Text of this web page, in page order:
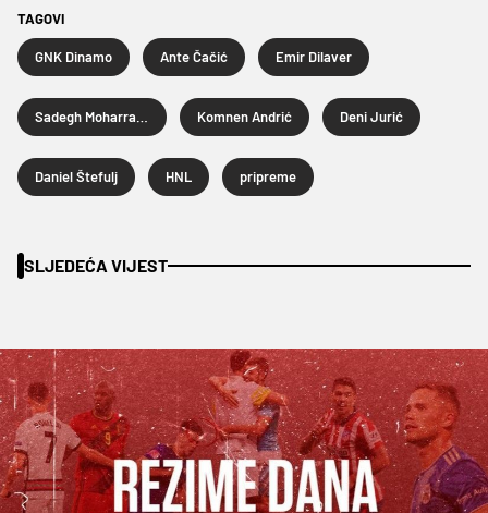
TAGOVI
GNK Dinamo Ante Čačić Emir Dilaver
Komnen Andrić Deni Jurić
Daniel Štefulj HNL pripreme
SLJEDEĆA VIJEST